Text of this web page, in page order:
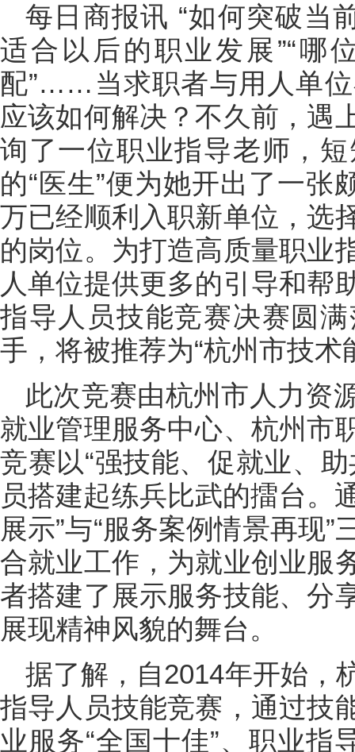
每日商报讯 “如何突破当
适合以后的职业发展”“哪
配”……当求职者与用人单
应该如何解决？不久前，遇
询了一位职业指导老师，
的“医生”便为她开出了一张
万已经顺利入职新单位，选
的岗位。为打造高质量职业
人单位提供更多的引导和帮
指导人员技能竞赛决赛圆
手，将被推荐为“杭州市技术
此次竞赛由杭州市人力资
就业管理服务中心、杭州市
竞赛以“强技能、促就业、
员搭建起练兵比武的擂台。
展示”与“服务案例情景再现
合就业工作，为就业创业服
者搭建了展示服务技能、分
展现精神风貌的舞台。
据了解，自2014年开始，
指导人员技能竞赛，通过技
业服务“全国十佳”、职业指